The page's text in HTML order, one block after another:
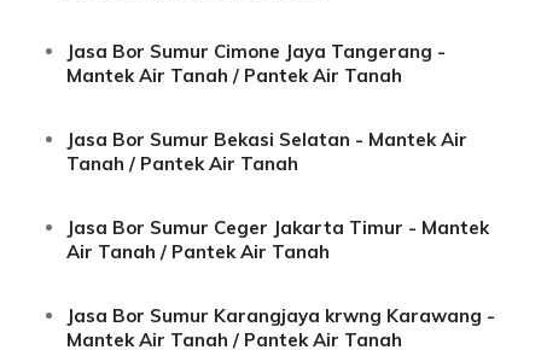
Jasa Bor Sumur Cimone Jaya Tangerang -
Mantek Air Tanah / Pantek Air Tanah
Jasa Bor Sumur Bekasi Selatan - Mantek Air
Tanah / Pantek Air Tanah
Jasa Bor Sumur Ceger Jakarta Timur - Mantek
Air Tanah / Pantek Air Tanah
Jasa Bor Sumur Karangjaya krwng Karawang -
Mantek Air Tanah / Pantek Air Tanah